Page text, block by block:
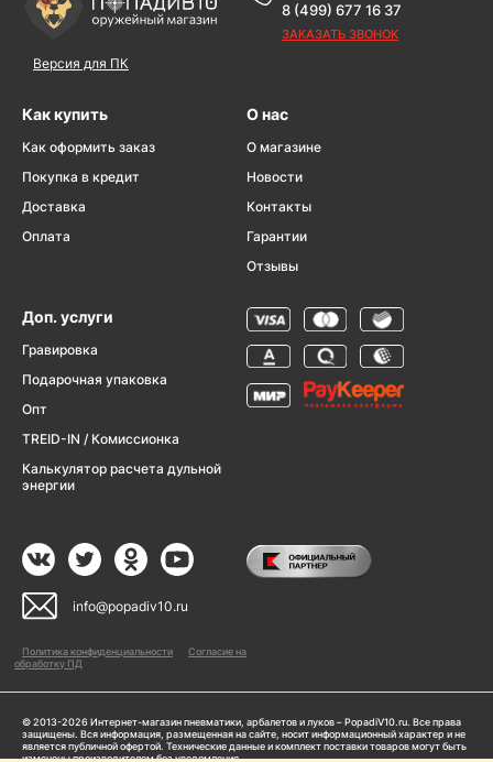
Версия для ПК
8 (499) 677 16 37
ЗАКАЗАТЬ ЗВОНОК
Как купить
Как оформить заказ
Покупка в кредит
Доставка
Оплата
О нас
О магазине
Новости
Контакты
Гарантии
Отзывы
Доп. услуги
Гравировка
Подарочная упаковка
Опт
TREID-IN / Комиссионка
Калькулятор расчета дульной
энергии
info@popadiv10.ru
Политика конфиденциальности
Согласие на
обработку ПД
© 2013-2026 Интернет-магазин пневматики, арбалетов и луков – PopadiV10.ru. Все права
защищены. Вся информация, размещенная на сайте, носит информационный характер и не
является публичной офертой. Технические данные и комплект поставки товаров могут быть
изменены производителем без уведомления